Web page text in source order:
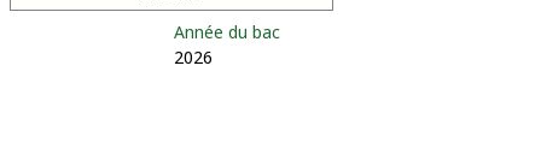
Année du bac
2026